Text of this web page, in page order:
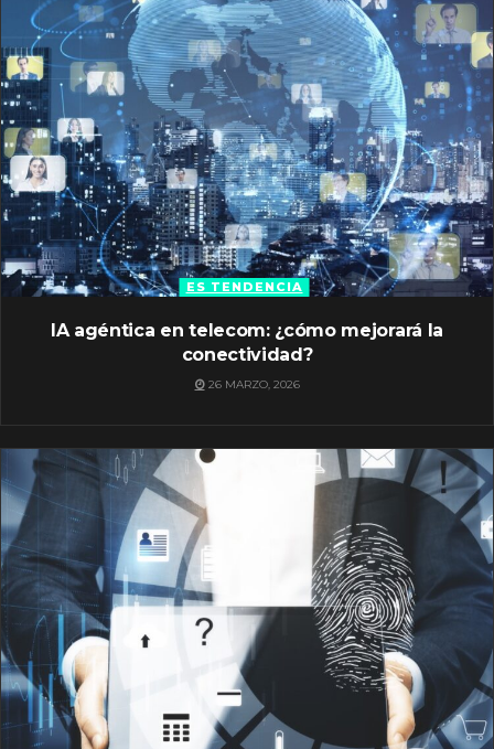
ES TENDENCIA
IA agéntica en telecom: ¿cómo mejorará la
conectividad?
26 MARZO, 2026